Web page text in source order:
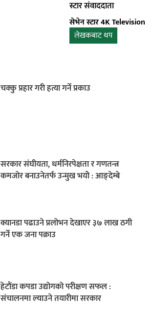
स्टार संवाददाता
सेभेन स्टार 4K Television
लेखकबाट थप
चक्कु प्रहार गरी हत्या गर्ने प्रकाउ
सरकार संघीयता, धर्मनिरपेक्षता र गणतन्त्र
कमजोर बनाउनेतर्फ उन्मुख भयोे : आङ्देम्बे
क्यानडा पढाउने प्रलोभन देखाएर ३७ लाख ठगी
गर्ने एक जना पक्राउ
हेटौंडा कपडा उद्योगको परीक्षण सफल :
संचालनमा ल्याउने तयारीमा सरकार